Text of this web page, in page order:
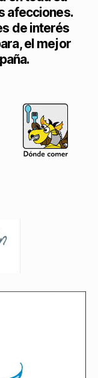
afecciones.
de interés
el mejor